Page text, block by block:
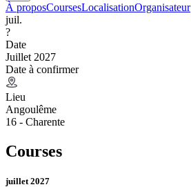
À proposCoursesLocalisationOrganisateur
juil.
?
Date
Juillet 2027
Date à confirmer
Lieu
Angoulême
16 - Charente
Courses
juillet 2027